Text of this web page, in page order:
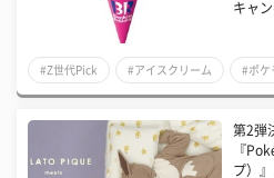
キャ
#Z世代Pick #アイスクリーム #ポケ
第2弾
『
プ）